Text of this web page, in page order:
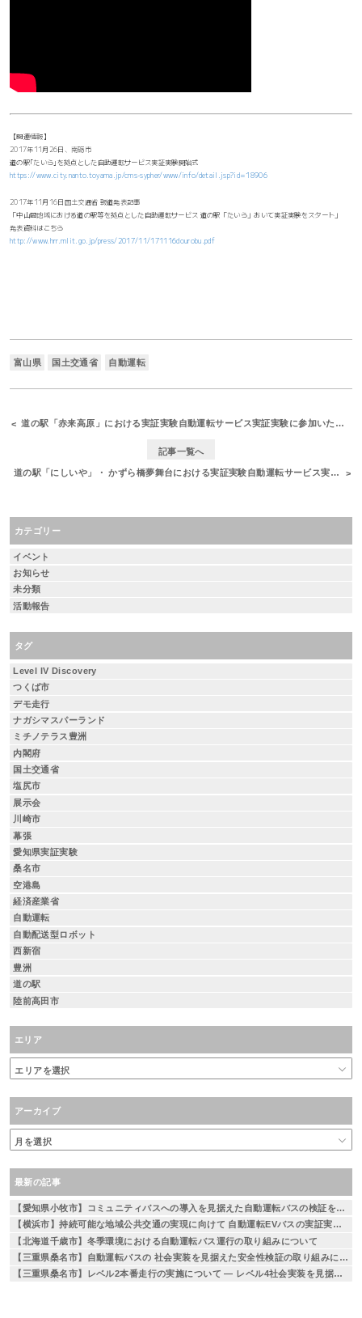
【関連情報】
2017年11月26日、南砺市
道の駅｢たいら｣を拠点とした自動運転サービス実証実験開始式
https://www.city.nanto.toyama.jp/cms-sypher/www/info/detail.jsp?id=18906
2017年11月16日国土交通省 報道発表記事
「中山間地域における道の駅等を拠点とした自動運転サービス 道の駅「たいら」おいて実証実験をスタート」
発表資料はこちら
http://www.hrr.mlit.go.jp/press/2017/11/171116dourobu.pdf
富山県 国土交通省 自動運転
道の駅「赤来高原」における実証実験自動運転サービス実証実験に参加いたしました
記事一覧へ
道の駅「にしいや」・ かずら橋夢舞台における実証実験自動運転サービス実証実験に参加いたしました
カテゴリー
イベント
お知らせ
未分類
活動報告
タグ
Level IV Discovery
つくば市
デモ走行
ナガシマスパーランド
ミチノテラス豊洲
内閣府
国土交通省
塩尻市
展示会
川崎市
幕張
愛知県実証実験
桑名市
空港島
経済産業省
自動運転
自動配送型ロボット
西新宿
豊洲
道の駅
陸前高田市
エリア
アーカイブ
最新の記事
【愛知県小牧市】コミュニティバスへの導入を見据えた自動運転バスの検証を実施
【横浜市】持続可能な地域公共交通の実現に向けて 自動運転EVバスの実証実験を実施 ～相鉄線二俣川駅から左近山団地間を運行～
【北海道千歳市】冬季環境における自動運転バス運行の取り組みについて
【三重県桑名市】自動運転バスの 社会実装を見据えた安全性検証の取り組みについて
【三重県桑名市】レベル2本番走行の実施について — レベル4社会実装を見据えた段階的な取り組み —